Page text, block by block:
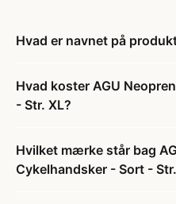
Hvad er navnet på
Hvad koster AGU
- Str. XL?
Hvilket mærke står bag
Cykelhandsker - Sort -